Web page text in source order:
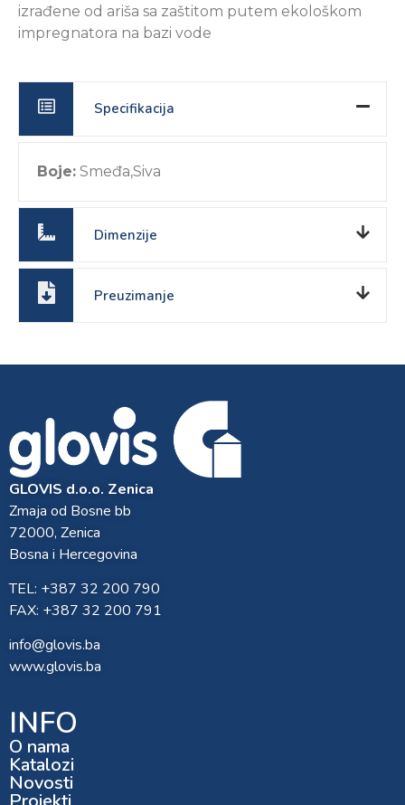
izrađene od ariša sa zaštitom putem ekološkom
impregnatora na bazi vode
Specifikacija
Boje: Smeđa,Siva
Dimenzije
Preuzimanje
GLOVIS d.o.o. Zenica
Zmaja od Bosne bb
72000, Zenica
Bosna i Hercegovina
TEL: +387 32 200 790
FAX: +387 32 200 791
info@glovis.ba
www.glovis.ba
INFO
O nama
Katalozi
Novosti